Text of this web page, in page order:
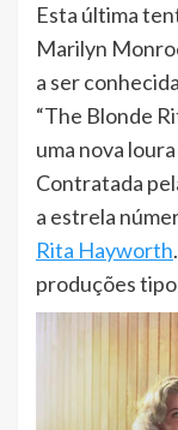
Esta última
Marilyn
a ser
“The Blonde
uma nova
Contratada
a estrela
Rita Hayworth
produções tipo